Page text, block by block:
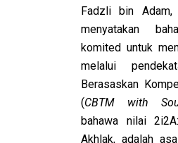
Fadzli bin Adam,
menyatakan
komited untuk
melalui
Berasaskan
(CBTM with
bahawa nilai
Akhlak, adalah